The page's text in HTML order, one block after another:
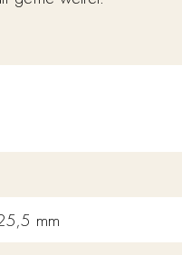
mm